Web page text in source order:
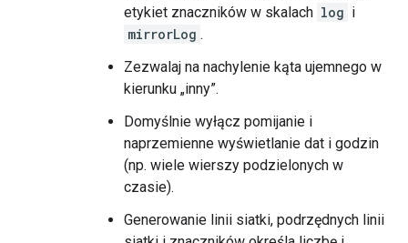
etykiet znaczników w skalach log i
mirrorLog .
Zezwalaj na nachylenie kąta ujemnego w
kierunku „inny”.
Domyślnie wyłącz pomijanie i
naprzemienne wyświetlanie dat i godzin
(np. wiele wierszy podzielonych w
czasie).
Generowanie linii siatki, podrzędnych linii